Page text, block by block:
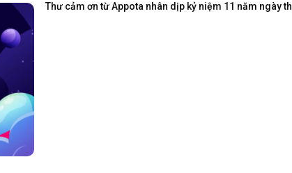
Thư cảm ơn từ Appota nhân dịp kỷ niệm 11 năm ngày